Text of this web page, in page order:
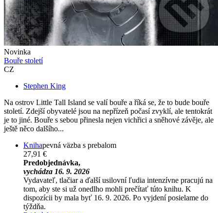
Novinka
Bouře století
CZ
Stephen King
Na ostrov Little Tall Island se valí bouře a říká se, že to bude bouře
století. Zdejší obyvatelé jsou na nepřízeň počasí zvyklí, ale tentokrát
je to jiné. Bouře s sebou přinesla nejen vichřici a sněhové závěje, ale
ještě něco dalšího...
Knihapevná väzba s prebalom
27,91 €
Predobjednávka,
vychádza 16. 9. 2026
Vydavateľ, tlačiar a ďalší usilovní ľudia intenzívne pracujú na
tom, aby ste si už onedlho mohli prečítať túto knihu. K
dispozícii by mala byť 16. 9. 2026. Po vyjdení posielame do
týždňa.